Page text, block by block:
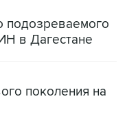
подозреваемого
в Дагестане
поколения на